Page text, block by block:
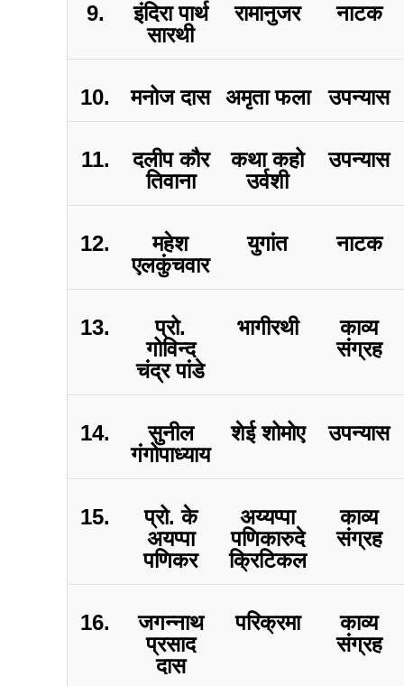
9.
इंदिरा पार्थ
सारथी
रामानुजर नाटक
10. मनोज दास अमृता फला उपन्यास
11.
दलीप कौर
तिवाना
कथा कहो
उर्वशी
उपन्यास
12.
महेश
एलकुंचवार
युगांत नाटक
13.
प्रो.
गोविन्द
चंद्र पांडे
भागीरथी
काव्य
संग्रह
14.
सुनील
गंगोपाध्याय
शेई शोमोए उपन्यास
15.
प्रो. के
अयप्पा
पणिकर
अय्यप्पा
पणिकारुदे
क्रिटिकल
काव्य
संग्रह
16.
जगन्नाथ
प्रसाद
दास
परिक्रमा
काव्य
संग्रह